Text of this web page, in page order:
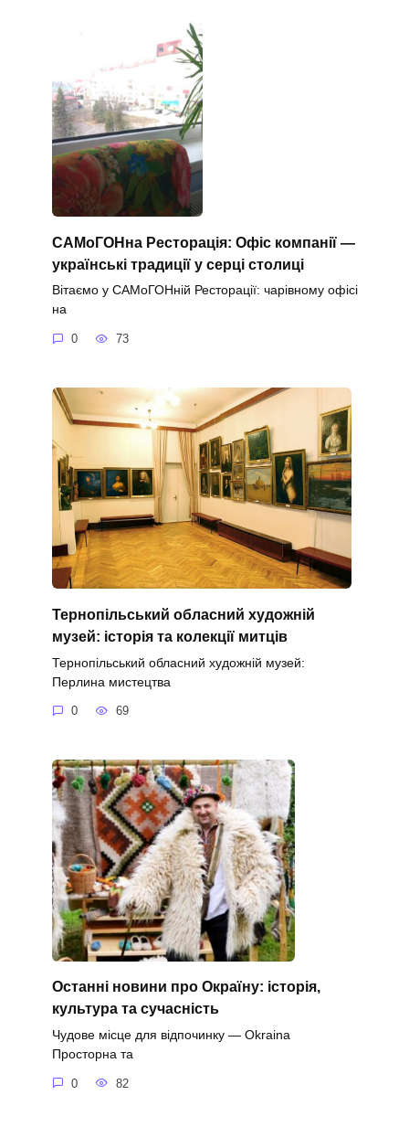
САМоГОНна Ресторація: Офіс компанії —
українські традиції у серці столиці
Вітаємо у САМоГОНній Ресторації: чарівному офісі
на
0 73
Тернопільський обласний художній
музей: історія та колекції митців
Тернопільський обласний художній музей:
Перлина мистецтва
0 69
Останні новини про Окраїну: історія,
культура та сучасність
Чудове місце для відпочинку — Okraina
Просторна та
0 82